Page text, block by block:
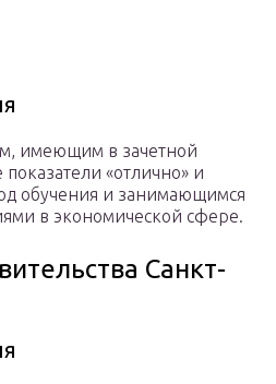
имеющим в зачетной
«отлично» и
обучения и занимающимся
в экономической сфере.
Санкт-